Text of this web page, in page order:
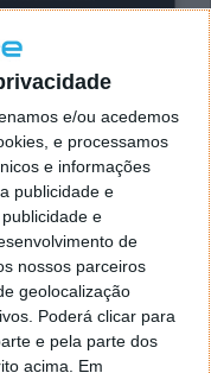
e/ou acedemos
e processamos
e informações
publicidade e
e
de
nossos parceiros
geolocalização
Poderá clicar para
e pela parte dos
acima. Em
aceder ao
fazer é carregar
A aplicação
resultado com
ou uma IA fez,
de empresa a